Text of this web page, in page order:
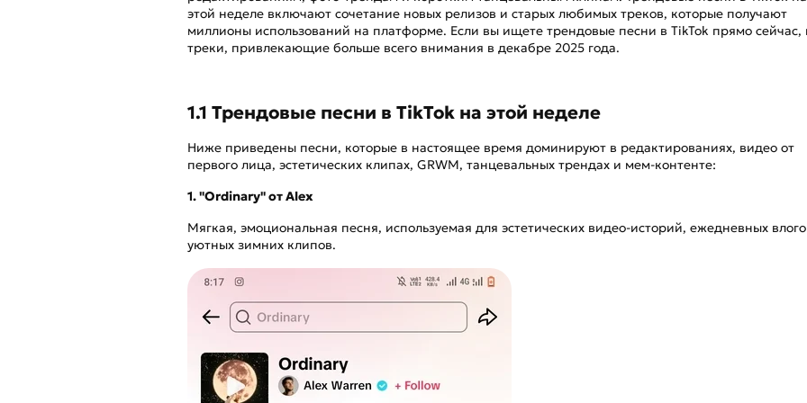
этой неделе включают сочетание новых релизов и старых любимых треков, которые получают
миллионы использований на платформе. Если вы ищете трендовые песни в TikTok прямо сейчас,
треки, привлекающие больше всего внимания в декабре 2025 года.
1.1 Трендовые песни в TikTok на этой неделе
Ниже приведены песни, которые в настоящее время доминируют в редактированиях, видео от
первого лица, эстетических клипах, GRWM, танцевальных трендах и мем-контенте:
1. "Ordinary" от Alex
Мягкая, эмоциональная песня, используемая для эстетических видео-историй, ежедневных
уютных зимних клипов.